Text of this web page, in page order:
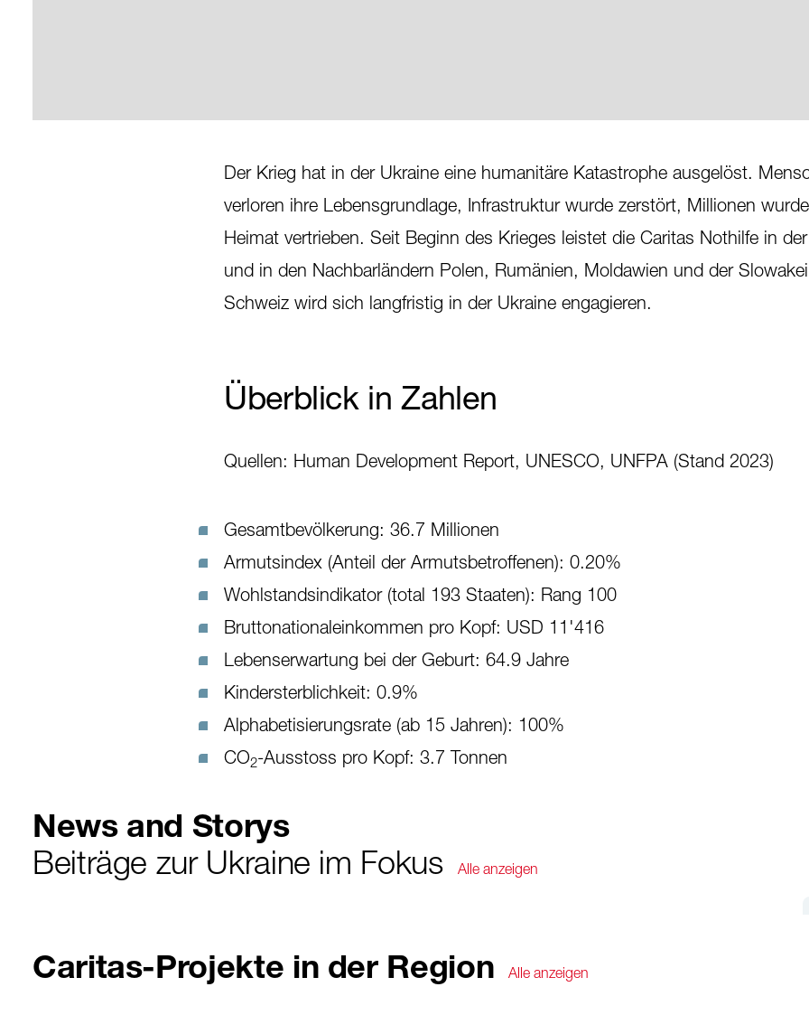
Der Krieg hat in der Ukraine eine humanitäre Katastrophe ausgelöst.
verloren ihre Lebensgrundlage, Infrastruktur wurde zerstört, Millionen
Heimat vertrieben. Seit Beginn des Krieges leistet die Caritas Nothilfe in
und in den Nachbarländern Polen, Rumänien, Moldawien und der
Schweiz wird sich langfristig in der Ukraine engagieren.
Überblick in Zahlen
Quellen: Human Development Report, UNESCO, UNFPA (Stand 2023)
Gesamtbevölkerung: 36.7 Millionen
Armutsindex (Anteil der Armutsbetroffenen): 0.20%
Wohlstandsindikator (total 193 Staaten): Rang 100
Bruttonationaleinkommen pro Kopf: USD 11'416
Lebenserwartung bei der Geburt: 64.9 Jahre
Kindersterblichkeit: 0.9%
Alphabetisierungsrate (ab 15 Jahren): 100%
CO2-Ausstoss pro Kopf: 3.7 Tonnen
News and Storys
Beiträge zur Ukraine im Fokus Alle anzeigen
Caritas-Projekte in der Region Alle anzeigen